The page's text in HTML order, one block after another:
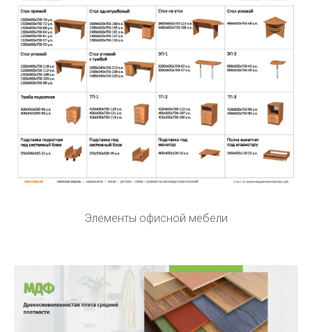
Элементы офисной мебели